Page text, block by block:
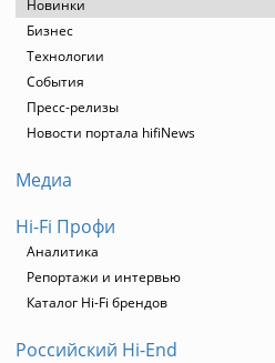
Новинки
Бизнес
Технологии
События
Пресс-релизы
Новости портала hifiNews
Медиа
Hi-Fi Профи
Аналитика
Репортажи и интервью
Каталог Hi-Fi брендов
Российский Hi-End